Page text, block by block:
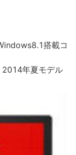
搭載コ
2014年夏モデル